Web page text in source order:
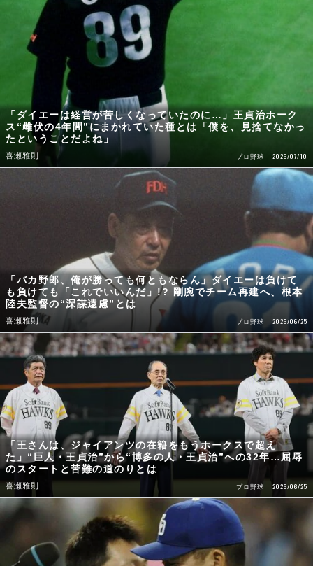
「ダイエーは経営が苦しくなっていたのに…」王貞治ホーク
ス“雌伏の4年間”にまかれていた種とは「僕を、見捨てなかっ
たということだよね」
喜瀬雅則 プロ野球 2026/07/10
「バカ野郎、俺が勝っても何ともならん」ダイエーは負けて
も負けても「これでいいんだ」!? 剛腕でチーム再建へ、根本
陸夫監督の“深謀遠慮”とは
喜瀬雅則 プロ野球 2026/06/25
「王さんは、ジャイアンツの在籍をもうホークスで超え
た」“巨人・王貞治”から“博多の人・王貞治”への32年…屈辱
のスタートと苦難の道のりとは
喜瀬雅則 プロ野球 2026/06/25